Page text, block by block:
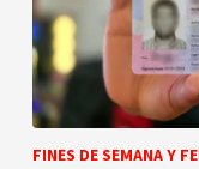
FINES DE SEMANA Y